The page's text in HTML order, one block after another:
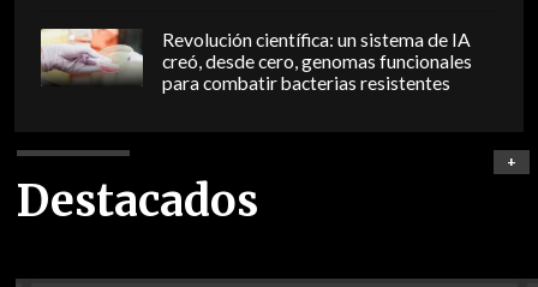
Revolución científica: un sistema de IA
creó, desde cero, genomas funcionales
para combatir bacterias resistentes
Destacados
+